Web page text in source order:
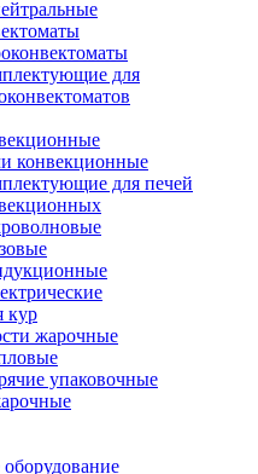
для
конвекционные
для печей
кур
жарочные
упаковочные